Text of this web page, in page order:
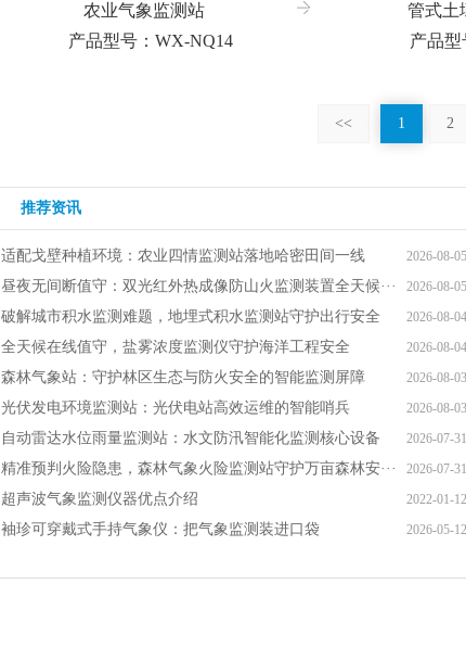
农业气象监测站
产品型号：WX-NQ14
管式土
产品型
<< 1 2
推荐资讯
2026-08-05
适配戈壁种植环境：农业四情监测站落地哈密田间一线
2026-08-05
昼夜无间断值守：双光红外热成像防山火监测装置全天候···
2026-08-04
破解城市积水监测难题，地埋式积水监测站守护出行安全
2026-08-04
全天候在线值守，盐雾浓度监测仪守护海洋工程安全
2026-08-03
森林气象站：守护林区生态与防火安全的智能监测屏障
2026-08-03
光伏发电环境监测站：光伏电站高效运维的智能哨兵
2026-07-31
自动雷达水位雨量监测站：水文防汛智能化监测核心设备
2026-07-31
精准预判火险隐患，森林气象火险监测站守护万亩森林安···
2022-01-12
超声波气象监测仪器优点介绍
2026-05-12
袖珍可穿戴式手持气象仪：把气象监测装进口袋